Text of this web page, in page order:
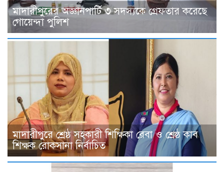
মাদারীপুরের অজ্ঞানপার্টি ৩ সদস্যকে গ্রেফতার করেছে
গোয়েন্দা পুলিশ
মাদারীপুরে শ্রেষ্ঠ সহকারী শিক্ষিকা রেবা ও শ্রেষ্ঠ কাব
শিক্ষক রোকসানা নির্বাচিত